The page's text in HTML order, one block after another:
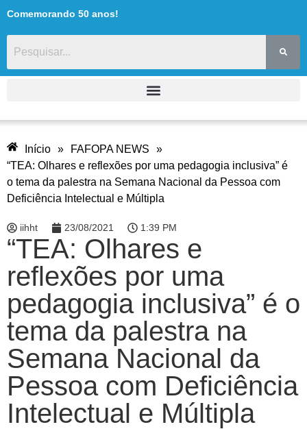
Comemorando 50 anos!
Início » FAFOPA NEWS
»
“TEA: Olhares e reflexões por uma pedagogia inclusiva” é
o tema da palestra na Semana Nacional da Pessoa com
Deficiência Intelectual e Múltipla
iihht 23/08/2021 1:39 PM
“TEA: Olhares e
reflexões por uma
pedagogia inclusiva” é o
tema da palestra na
Semana Nacional da
Pessoa com Deficiência
Intelectual e Múltipla